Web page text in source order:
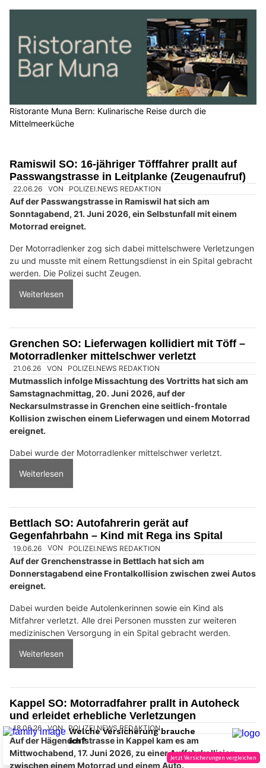
Ristorante Muna Bern: Kulinarische Reise durch die
Mittelmeerküche
Ramiswil SO: 16-jähriger Töfffahrer prallt auf
Passwangstrasse in Leitplanke (Zeugenaufruf)
22.06.26 VON POLIZEI.NEWS REDAKTION
Auf der Passwangstrasse in Ramiswil hat sich am
Sonntagabend, 21. Juni 2026, ein Selbstunfall mit einem
Motorrad ereignet.
Der Motorradlenker zog sich dabei mittelschwere Verletzungen
zu und musste mit einem Rettungsdienst in ein Spital gebracht
werden. Die Polizei sucht Zeugen.
Weiterlesen
Grenchen SO: Lieferwagen kollidiert mit Töff –
Motorradlenker mittelschwer verletzt
21.06.26 VON POLIZEI.NEWS REDAKTION
Mutmasslich infolge Missachtung des Vortritts hat sich am
Samstagnachmittag, 20. Juni 2026, auf der
Neckarsulmstrasse in Grenchen eine seitlich-frontale
Kollision zwischen einem Lieferwagen und einem Motorrad
ereignet.
Dabei wurde der Motorradlenker mittelschwer verletzt.
Weiterlesen
Bettlach SO: Autofahrerin gerät auf
Gegenfahrbahn – Kind mit Rega ins Spital
19.06.26 VON POLIZEI.NEWS REDAKTION
Auf der Grenchenstrasse in Bettlach hat sich am
Donnerstagabend eine Frontalkollision zwischen zwei Autos
ereignet.
Dabei wurden beide Autolenkerinnen sowie ein Kind als
Mitfahrer verletzt. Alle drei Personen mussten zur weiteren
medizinischen Versorgung in ein Spital gebracht werden.
Weiterlesen
Kappel SO: Motorradfahrer prallt in Autoheck
und erleidet erhebliche Verletzungen
18.06.26 VON POLIZEI.NEWS REDAKTION
Auf der Hägendorfstrasse in Kappel kam es am
Mittwochabend, 17. Juni 2026, zu einer Auffahrkollision
zwischen einem Motorrad und einem Auto.